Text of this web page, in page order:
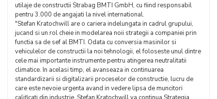
utilaje de constructii Strabag BMTI GmbH, cu fiind responsabil
pentru 3.000 de angajati la nivel international.
"Stefan Kratochwill are o cariera indelungata in cadrul grupului,
jucand si un rol cheie in modelarea noii strategii a companiei prin
functia sa de sef al BMTI. Odata cu conversia masinilor si
vehiculelor de constructii la noi tehnologii, el foloseste unul dintre
cele mai importante instrumente pentru atingerea neutralitatii
climatice. In acelasi timp, el avanseaza in continuarea
standardizarii si digitalizarii proceselor de constructie, lucru de
care este nevoie urgenta avand in vedere lipsa de muncitori